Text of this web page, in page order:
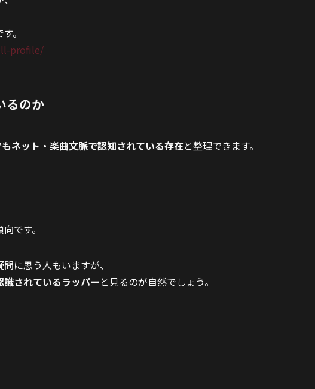
。
profile/
るのか
ネット・楽曲文脈で認知されている存在と整理できます。
です。
に思う人もいますが、
されているラッパー と見るのが自然でしょう。